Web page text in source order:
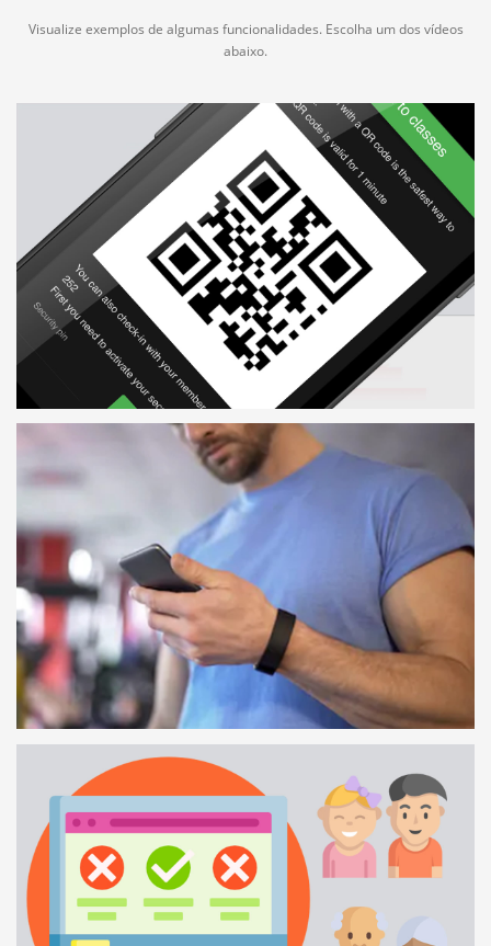
Visualize exemplos de algumas funcionalidades. Escolha um dos vídeos
abaixo.
CHECK-IN COM CÓDIGO QR
34 SEGUNDOS
OS TREINADORES E A APP
1 MINUTO E 17 SEGUNDOS